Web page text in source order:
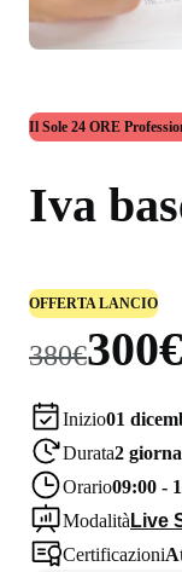
Il Sole 24 ORE
Iva
OFFERTA LANCIO
380€300€
Inizio01
Durata2
Orario09:00 -
Modalità Live
Certificazioni